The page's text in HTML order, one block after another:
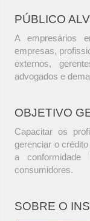
PÚBLICO
A empresários
empresas,
externos,
advogados e
OBJETIVO
Capacitar os
gerenciar o
a
consumidores.
SOBRE O